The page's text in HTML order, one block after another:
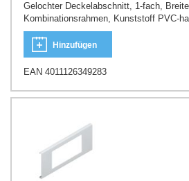
Gelochter Deckelabschnitt, 1-fach,
Kombinationsrahmen, Kunststoff PVC-
Hinzufügen
EAN 4011126349283